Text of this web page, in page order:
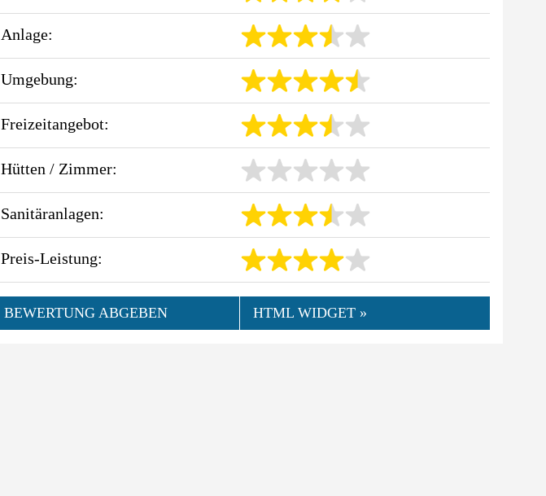
Anlage:
Umgebung:
Freizeitangebot:
Hütten / Zimmer:
Sanitäranlagen:
Preis-Leistung:
BEWERTUNG ABGEBEN HTML WIDGET »